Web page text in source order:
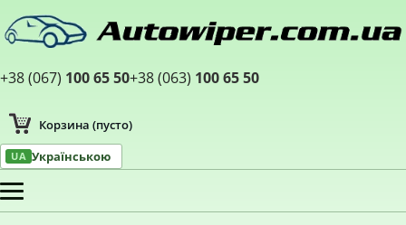
+38 (067) 100 65 50+38 (063) 100 65 50
Корзина (пусто)
UA Українською
Меню